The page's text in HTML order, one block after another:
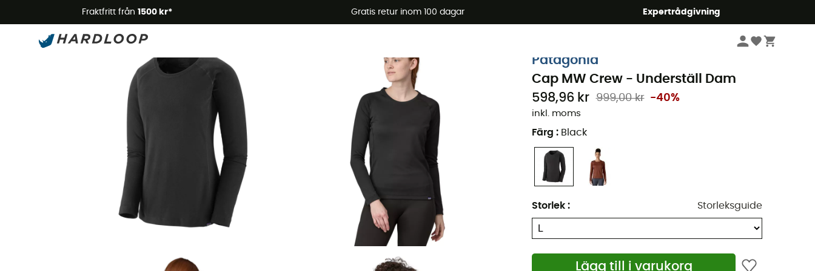
Fraktfritt från 1500 kr* Gratis retur inom 100 dagar Expertrådgivning
Sommarerbjudanden 🔥 -5 % EXTRA vid köp av 2 produkter* kod Summer5
Patagonia
Cap MW Crew - Underställ Dam
598,96 kr 999,00 kr -40%
inkl. moms
Färg : Black
Storlek : Storleksguide
Lägg till i varukorg